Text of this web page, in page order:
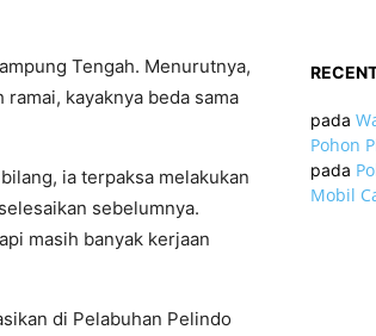
Tengah. Menurutnya,
kayaknya beda sama
ia terpaksa melakukan
sebelumnya.
masih banyak kerjaan
di Pelabuhan Pelindo
pada
Pohon
pada
Mobil